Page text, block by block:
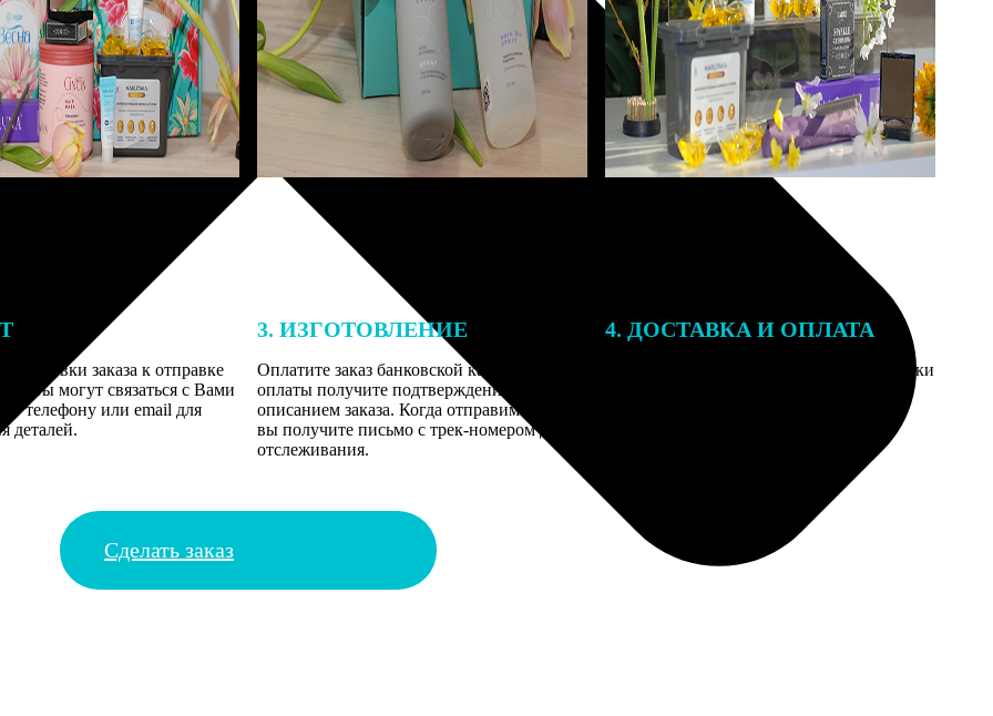
заказа к отправке
могут связаться с Вами
телефону или email для
деталей.
3. ИЗГОТОВЛЕНИЕ
Оплатите заказ банковской картой. После
оплаты получите подтверждение на email с
описанием заказа. Когда отправим заказ,
вы получите письмо с трек-номером для
отслеживания.
4. ДОСТАВКА И ОПЛАТА
Введите адрес и выберите способ доставки
Сделать заказ